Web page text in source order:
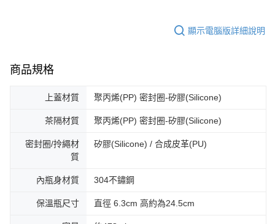
顯示電腦版詳細說明
商品規格
上蓋材質 聚丙烯(PP) 密封圈-矽膠(Silicone)
茶隔材質 聚丙烯(PP) 密封圈-矽膠(Silicone)
密封圈/拎繩材
質
矽膠(Silicone) / 合成皮革(PU)
內瓶身材質 304不鏽鋼
保溫瓶尺寸 直徑 6.3cm 高約為24.5cm